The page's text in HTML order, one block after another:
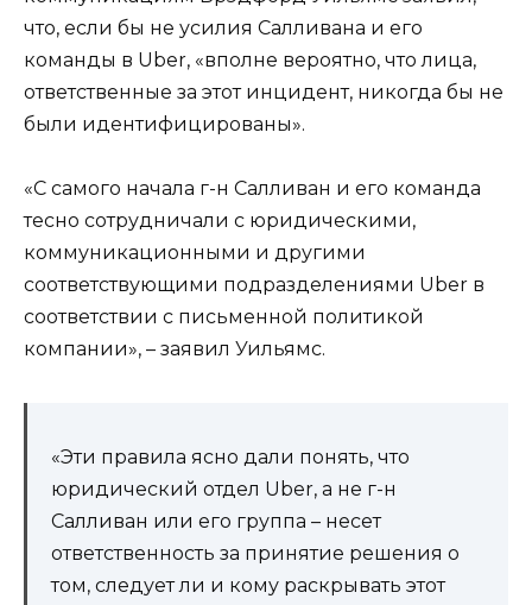
что, если бы не усилия Салливана и его
команды в Uber, «вполне вероятно, что лица,
ответственные за этот инцидент, никогда бы не
были идентифицированы».
«С самого начала г-н Салливан и его команда
тесно сотрудничали с юридическими,
коммуникационными и другими
соответствующими подразделениями Uber в
соответствии с письменной политикой
компании», – заявил Уильямс.
«Эти правила ясно дали понять, что
юридический отдел Uber, а не г-н
Салливан или его группа – несет
ответственность за принятие решения о
том, следует ли и кому раскрывать этот